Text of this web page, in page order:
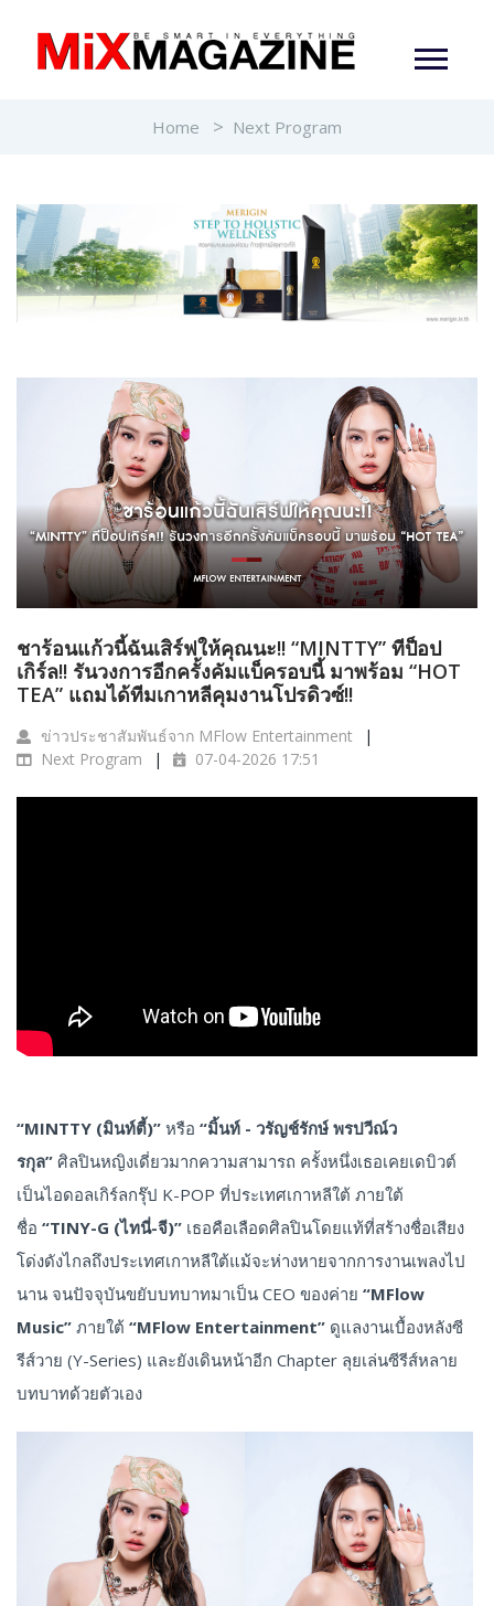
Home Next Program
ชาร้อนแก้วนี้ฉันเสิร์ฟให้คุณนะ!! “MINTTY” ทีป็อป
เกิร์ล!! รันวงการอีกครั้งคัมแบ็ครอบนี้ มาพร้อม “HOT
TEA” แถมได้ทีมเกาหลีคุมงานโปรดิวซ์!!
ข่าวประชาสัมพันธ์จาก MFlow Entertainment
Next Program
07-04-2026 17:51
“MINTTY (มินท์ตี้)” หรือ “มิ้นท์ - วรัญช์รักษ์ พรปวีณ์ว
รกุล” ศิลปินหญิงเดี่ยวมากความสามารถ ครั้งหนึ่งเธอเคยเดบิวต์
เป็นไอดอลเกิร์ลกรุ๊ป K-POP ที่ประเทศเกาหลีใต้ ภายใต้
ชื่อ “TINY-G (ไทนี่-จี)” เธอคือเลือดศิลปินโดยแท้ที่สร้างชื่อเสียง
โด่งดังไกลถึงประเทศเกาหลีใต้แม้จะห่างหายจากการงานเพลงไป
นาน จนปัจจุบันขยับบทบาทมาเป็น CEO ของค่าย “MFlow
Music” ภายใต้ “MFlow Entertainment” ดูแลงานเบื้องหลังซี
รีส์วาย (Y-Series) และยังเดินหน้าอีก Chapter ลุยเล่นซีรีส์หลาย
บทบาทด้วยตัวเอง